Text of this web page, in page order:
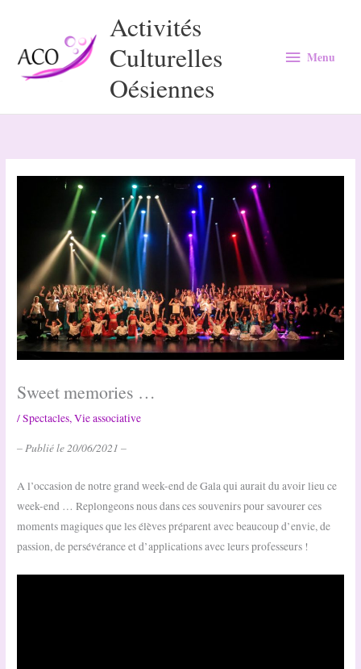
contenu
Activités
Culturelles
Oésiennes
Menu
Menu
Sweet memories …
/Spectacles,Vie associative
– Publié le 20/06/2021 –
A l’occasion de notre grand week-end de Gala qui aurait du avoir lieu ce
week-end … Replongeons nous dans ces souvenirs pour savourer ces
moments magiques que les élèves préparent avec beaucoup d’envie, de
passion, de persévérance et d’applications avec leurs professeurs !